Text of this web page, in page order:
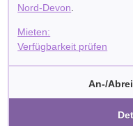
Nord-Devon
Mieten:
Verfügbarkeit prüfen
An-/